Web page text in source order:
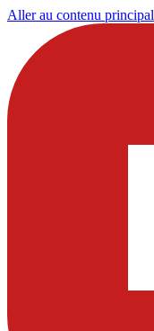
Aller au contenu principal